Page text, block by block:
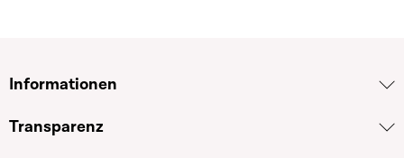
Informationen
Transparenz